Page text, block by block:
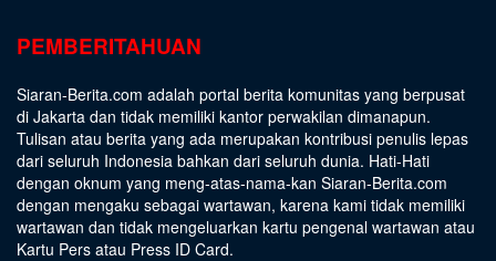
PEMBERITAHUAN
Siaran-Berita.com adalah portal berita komunitas yang berpusat
di Jakarta dan tidak memiliki kantor perwakilan dimanapun.
Tulisan atau berita yang ada merupakan kontribusi penulis lepas
dari seluruh Indonesia bahkan dari seluruh dunia. Hati-Hati
dengan oknum yang meng-atas-nama-kan Siaran-Berita.com
dengan mengaku sebagai wartawan, karena kami tidak memiliki
wartawan dan tidak mengeluarkan kartu pengenal wartawan atau
Kartu Pers atau Press ID Card.